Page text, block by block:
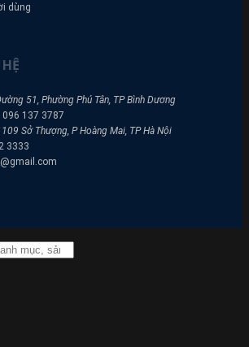
dùng
51, Phường Phú Tân, TP Bình Dương
096 137 3787
Sở Thượng, P Hoàng Mai, TP Hà Nội
3333